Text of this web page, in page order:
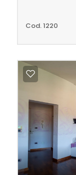
Cod. 1220
minimi
1
2
4